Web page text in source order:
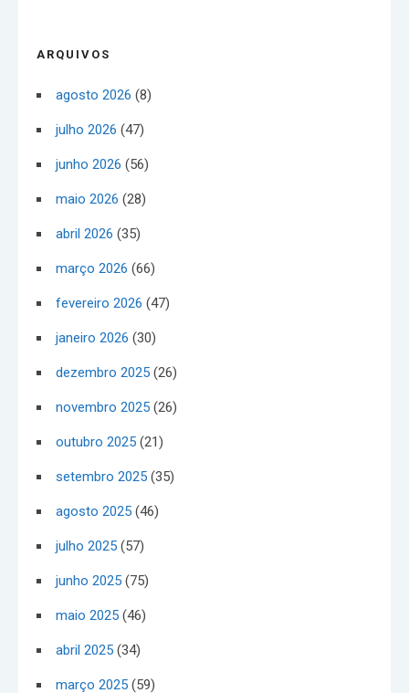
ARQUIVOS
agosto 2026 (8)
julho 2026 (47)
junho 2026 (56)
maio 2026 (28)
abril 2026 (35)
março 2026 (66)
fevereiro 2026 (47)
janeiro 2026 (30)
dezembro 2025 (26)
novembro 2025 (26)
outubro 2025 (21)
setembro 2025 (35)
agosto 2025 (46)
julho 2025 (57)
junho 2025 (75)
maio 2025 (46)
abril 2025 (34)
março 2025 (59)